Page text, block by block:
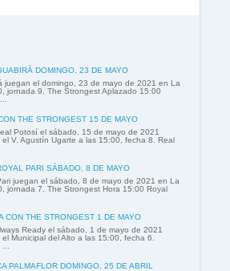
DOMINGO, 23 DE MAYO
juegan el domingo, 23 de mayo de 2021 en La
jornada 9. The Strongest Aplazado 15:00
THE STRONGEST 15 DE MAYO
Potosí el sábado, 15 de mayo de 2021
V. Agustín Ugarte a las 15:00, fecha 8. Real
PARI SÁBADO, 8 DE MAYO
juegan el sábado, 8 de mayo de 2021 en La
jornada 7. The Strongest Hora 15:00 Royal
CON THE STRONGEST 1 DE MAYO
Ready el sábado, 1 de mayo de 2021
Municipal del Alto a las 15:00, fecha 6.
PALMAFLOR DOMINGO, 25 DE ABRIL